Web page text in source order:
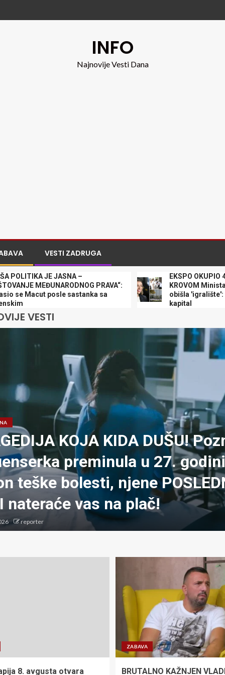
INFO
Najnovije Vesti Dana
VESTI ZADRUGA
JE JASNA –
MEĐUNARODNOG PRAVA“:
posle sastanka sa
EKSPO OKUPIO 435
KROVOM Ministarka
obišla 'igralište': Oni su
kapital
VESTI
KOJA KIDA DUŠU!
preminula u 27. godini
teške bolesti, njene
nateraće vas na plač!
reporter
8. avgusta otvara
ZABAVA
BRUTALNO KAŽNJEN